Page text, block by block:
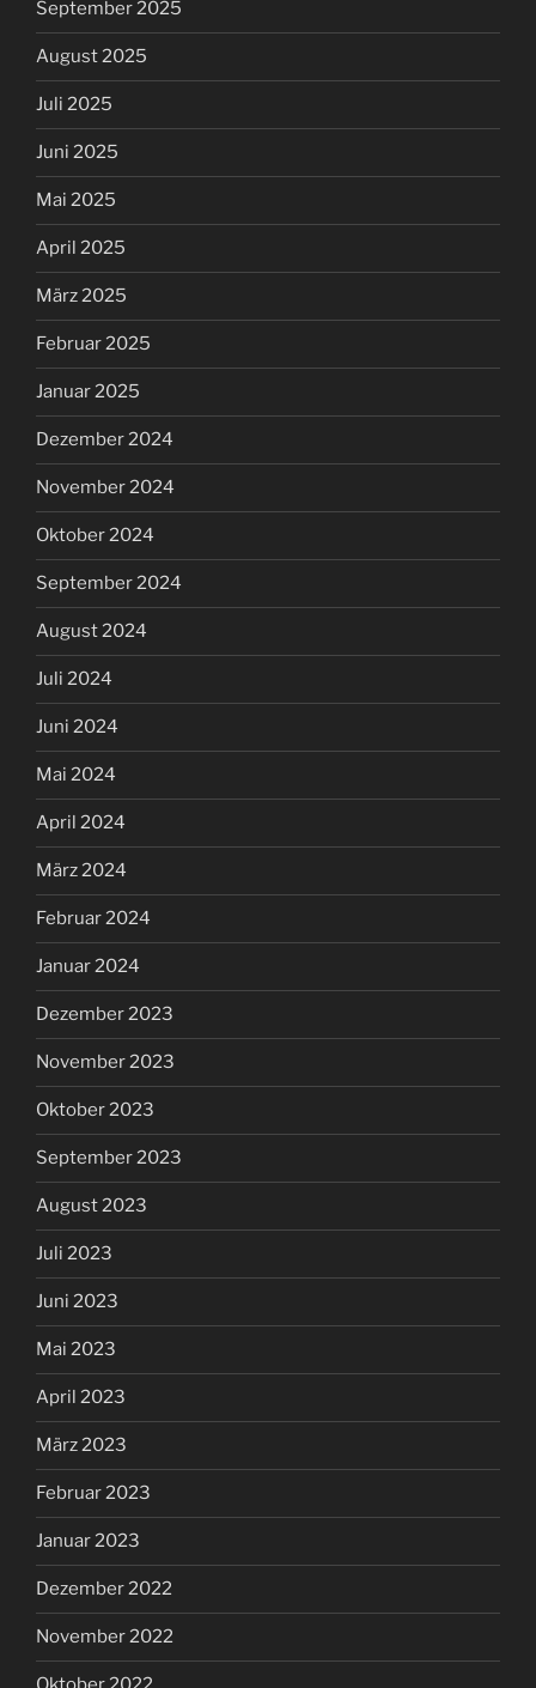
September 2025
August 2025
Juli 2025
Juni 2025
Mai 2025
April 2025
März 2025
Februar 2025
Januar 2025
Dezember 2024
November 2024
Oktober 2024
September 2024
August 2024
Juli 2024
Juni 2024
Mai 2024
April 2024
März 2024
Februar 2024
Januar 2024
Dezember 2023
November 2023
Oktober 2023
September 2023
August 2023
Juli 2023
Juni 2023
Mai 2023
April 2023
März 2023
Februar 2023
Januar 2023
Dezember 2022
November 2022